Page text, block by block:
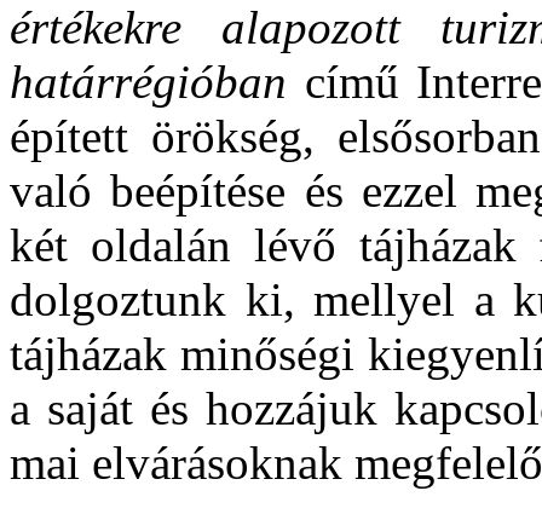
értékekre alapozott
határrégióban című
épített örökség,
való beépítése és ezzel
két oldalán lévő tájházak
dolgoztunk ki, mellyel a
tájházak minőségi
a saját és hozzájuk
mai elvárásoknak